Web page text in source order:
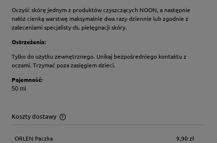
Oczyść skórę jednym z produktów czyszczących NOON, a następnie
nałóż cienką warstwę maksymalnie dwa razy dziennie lub zgodnie z
zaleceniami specjalisty ds. pielęgnacji skóry.
Ostrzeżenia:
Tylko do użytku zewnętrznego. Unikaj bezpośredniego kontaktu z
oczami. Trzymać poza zasięgiem dzieci.
Pojemność:
50 ml
Koszty dostawy
Cena nie zawiera ewentualnych kosztów płatności
ORLEN Paczka 9,90 zł